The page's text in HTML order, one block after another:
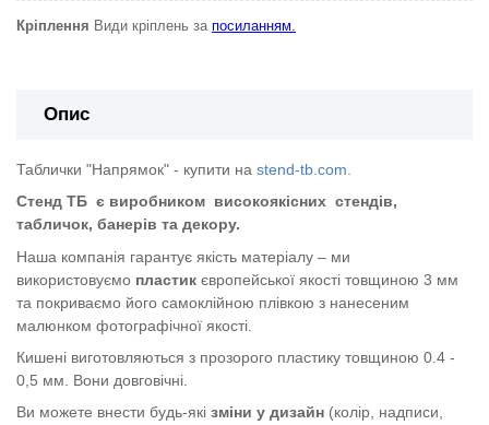
Кріплення Види кріплень за посиланням.
Опис
Таблички "Напрямок" - купити на stend-tb.com.
Стенд ТБ є виробником високоякісних стендів,
табличок, банерів та декору.
Наша компанія гарантує якість матеріалу – ми
використовуємо пластик європейської якості товщиною 3 мм
та покриваємо його самоклійною плівкою з нанесеним
малюнком фотографічної якості.
Кишені виготовляються з прозорого пластику товщиною 0.4 -
0,5 мм. Вони довговічні.
Ви можете внести будь-які зміни у дизайн (колір, надписи,